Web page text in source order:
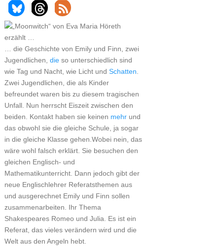
… die Geschichte von Emily und Finn, zwei
Jugendlichen, dieso unterschiedlich sind
wie Tag und Nacht, wie Licht und Schatten
Zwei Jugendlichen, die als Kinder
befreundet waren bis zu diesem tragischen
Unfall. Nun herrscht Eiszeit zwischen den
beiden. Kontakt haben sie keinen mehrund
das obwohl sie die gleiche Schule, ja sogar
in die gleiche Klasse gehen.Wobei nein, das
wäre wohl falsch erklärt. Sie besuchen den
gleichen Englisch- und
Mathematikunterricht. Dann jedoch gibt der
neue Englischlehrer Referatsthemen aus
und ausgerechnet Emily und Finn sollen
zusammenarbeiten. Ihr Thema
Shakespeares Romeo und Julia. Es ist ein
Referat, das vieles verändern wird und die
Welt aus den Angeln hebt.